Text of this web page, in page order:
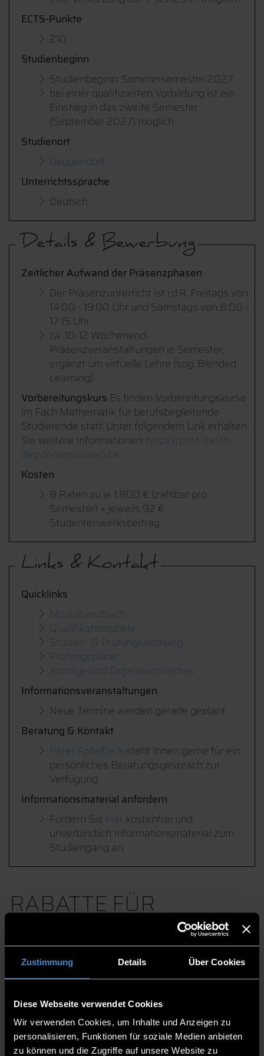
Zustimmung Details Über Cookies
Diese Webseite verwendet Cookies
Wir verwenden Cookies, um Inhalte und Anzeigen zu
personalisieren, Funktionen für soziale Medien anbieten
zu können und die Zugriffe auf unsere Website zu
ECTS-Punkte
210
Studienbeginn
Studienbeginn: Sommersemester 2027
bei einer qualifizierten Vorbildung ist ein
Einstieg in das zweite Semester
(September 2027) möglich
Studienort
Deggendorf
Unterrichtssprache
Deutsch
Details & Bewerbung
Zeitlicher Aufwand der Präsenzphasen
Der Präsenzunterricht ist i.d.R. Freitags von
14:00 - 19:00 Uhr und Samstags von 8:00 -
17:15 Uhr
ca. 10-12 Wochenend-
Präsenzveranstaltungen je Semester;
ergänzt um virtuelle Lehre (sog. Blended
Learning)
Vorbereitungskurs Es finden Vorbereitungskurse
im Fach Mathematik für berufsbegleitende
Studierende statt. Unter folgendem Link erhalten
Sie weitere Informationen: https://pmit-ext.th-
deg.de/seminare/vbk
Kosten
8 Raten zu je 1.800 € (zahlbar pro
Semester) + jeweils 92 €
Studentenwerksbeitrag
Links & Kontakt
Quicklinks
Modulhandbuch
Qualifikationsziele
Studien- & Prüfungsordnung
Prüfungspläne
Anträge und Organisatorisches
Informationsveranstaltungen
Neue Termine werden gerade geplant
Beratung & Kontakt
Peter Apfelbeck steht Ihnen gerne für ein
persönliches Beratungsgespräch zur
Verfügung.
Informationsmaterial anfordern
Fordern Sie hier kostenfrei und
unverbindlich Informationsmaterial zum
Studiengang an.
RABATTE FÜR
starten Sie mit einem
Vorsprung!